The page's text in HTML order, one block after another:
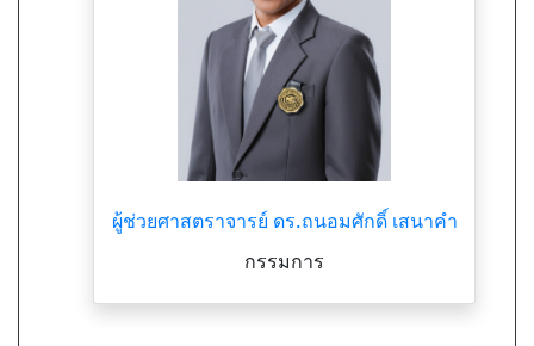
ผู้ช่วยศาสตราจารย์ ดร.ถนอมศักดิ์ เสนาคำ
กรรมการ